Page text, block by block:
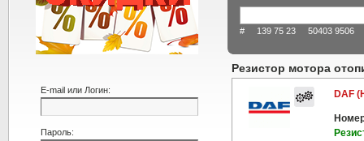
# 139 75 23 50403 9506
Резистор мотора
DAF
E-mail или Логин:
Пароль: